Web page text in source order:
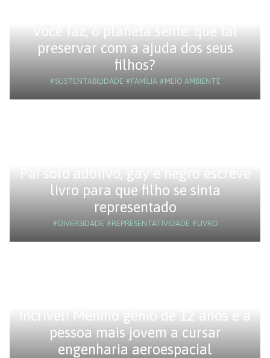
Você faz, o planeta sente: que tal
preservar com a ajuda dos seus
filhos?
#SUSTENTABILIDADE #FAMÍLIA #MEIO AMBIENTE
Pai solo adotivo, gay e negro escreve
livro para que filho se sinta
representado
#DIVERSIDADE #REPRESENTATIVIDADE #LIVRO
Incrível! Menino gênio de 12 anos é a
pessoa mais jovem a cursar
engenharia aeroespacial